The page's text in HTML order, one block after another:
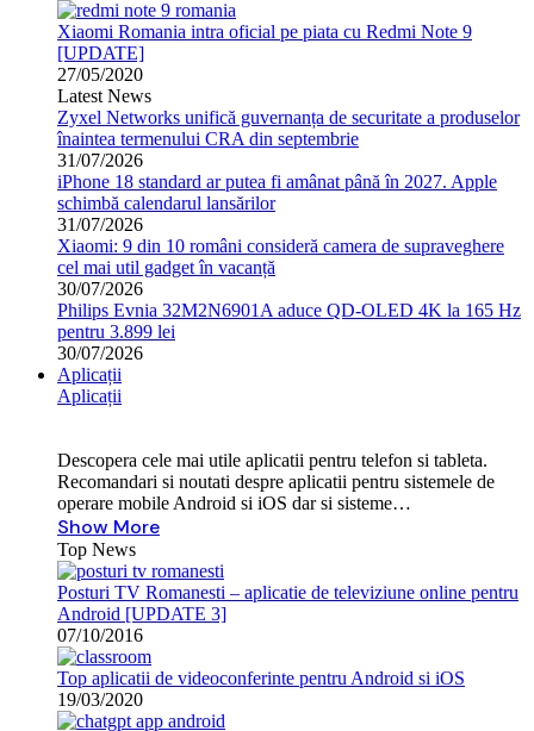
Xiaomi Romania intra oficial pe piata cu Redmi Note 9
[UPDATE]
27/05/2020
Latest News
Zyxel Networks unifică guvernanța de securitate a produselor
înaintea termenului CRA din septembrie
31/07/2026
iPhone 18 standard ar putea fi amânat până în 2027. Apple
schimbă calendarul lansărilor
31/07/2026
Xiaomi: 9 din 10 români consideră camera de supraveghere
cel mai util gadget în vacanță
30/07/2026
Philips Evnia 32M2N6901A aduce QD-OLED 4K la 165 Hz
pentru 3.899 lei
30/07/2026
Aplicații
Aplicații
Descopera cele mai utile aplicatii pentru telefon si tableta.
Recomandari si noutati despre aplicatii pentru sistemele de
operare mobile Android si iOS dar si sisteme…
Show More
Top News
Posturi TV Romanesti – aplicatie de televiziune online pentru
Android [UPDATE 3]
07/10/2016
Top aplicatii de videoconferinte pentru Android si iOS
19/03/2020